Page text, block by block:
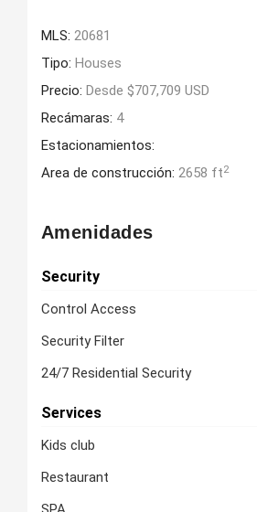
MLS: 20681
Tipo: Houses
Precio: Desde $707,709 USD
Recámaras: 4
Estacionamientos:
Area de construcción: 2658 ft2
Amenidades
Security
Control Access
Security Filter
24/7 Residential Security
Services
Kids club
Restaurant